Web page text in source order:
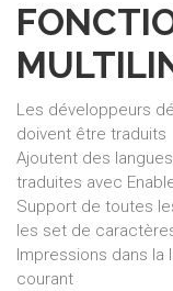
Les développeurs
doivent être traduits
Ajoutent des
traduites avec
Support de toutes
les set de
Impressions dans la
courant